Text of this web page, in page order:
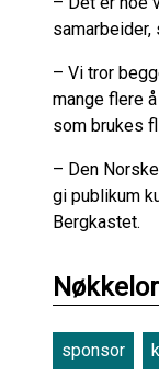
samarbeider,
– Vi tror
mange flere
som brukes
– Den
gi publikum
Bergkastet.
sponsor